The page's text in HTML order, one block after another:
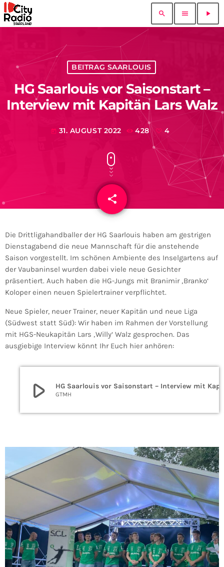
search menu play_arrow
BEITRAG SAARLOUIS
HG Saarlouis vor Saisonstart –
Interview mit Kapitän Lars Walz
today 31. AUGUST 2022 428 4
share
email
Die Drittligahandballer der HG Saarlouis haben am gestrigen
Dienstagabend die neue Mannschaft für die anstehende
Saison vorgestellt. Im schönen Ambiente des Inselgartens auf
der Vaubaninsel wurden dabei viele neue Gesichter
präsentiert. Auch haben die HG-Jungs mit Branimir ‚Branko‘
Koloper einen neuen Spielertrainer verpflichtet.
Neue Spieler, neuer Trainer, neuer Kapitän und neue Liga
(Südwest statt Süd): Wir haben im Rahmen der Vorstellung
mit HGS-Neukapitän Lars ‚Willy‘ Walz gesprochen. Das
ausgiebige Interview könnt Ihr Euch hier anhören:
play_arrow GTMH